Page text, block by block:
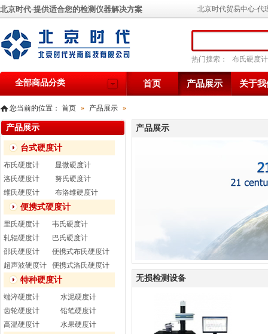
全部商品分类
北京时代-提供适合您的检测仪器解决方案
热门搜索： 布氏硬度计
首页 产品展示 关于我
北京时代贸易中心-代
您当前的位置： 首页 » 产品展示 »
产品展示
无损检测设备
产品展示
台式硬度计
布氏硬度计
显微硬度计
洛氏硬度计
努氏硬度计
维氏硬度计
布洛维硬度计
便携式硬度计
里氏硬度计
韦氏硬度计
轧辊硬度计
巴氏硬度计
邵氏硬度计
便携式布氏硬度计
超声波硬度计
便携式洛氏硬度计
特种硬度计
端淬硬度计
水泥硬度计
齿轮硬度计
铅笔硬度计
高温硬度计
水果硬度计